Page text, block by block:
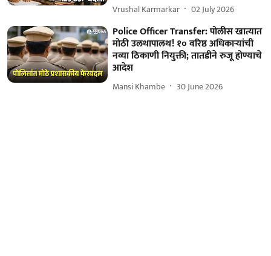
Vrushal Karmarkar 02 July 2026
Police Officer Transfer: पोलीस खात्यात
मोठी उलथापालथ! १० वरिष्ठ अधिकाऱ्यांची
नव्या ठिकाणी नियुक्ती; तातडीने रुजू होण्याचे
आदेश
Mansi Khambe 30 June 2026